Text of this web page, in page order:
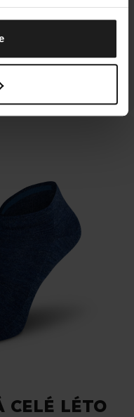
na večerní drink s
správná volba. Skvěle
a nechají
CELÉ LÉTO